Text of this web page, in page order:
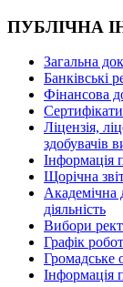
ПУБЛІЧНА
Загальна
Банківські
Фінансова
Ліцензія,
здобувачів
Інформація
Щорічна
Академічна
діяльність
Вибори
Графік
Громадське
Інформація